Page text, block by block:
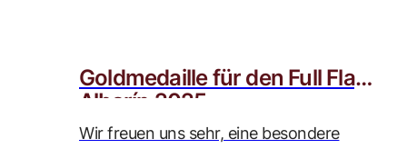
Goldmedaille für den Full Flap
Albarín 2025
Wir freuen uns sehr, eine besondere